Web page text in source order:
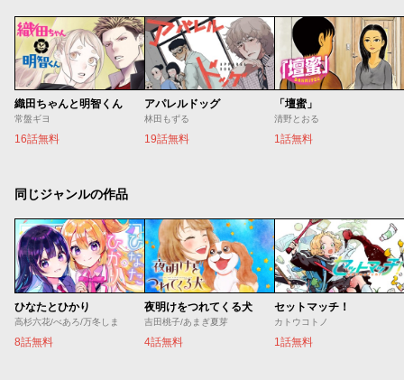
織田ちゃんと明智くん
常盤ギヨ
16話無料
アパレルドッグ
林田もずる
19話無料
「壇蜜」
清野とおる
1話無料
同じジャンルの作品
ひなたとひかり
高杉六花/べあろ/万冬しま
8話無料
夜明けをつれてくる犬
吉田桃子/あまぎ夏芽
4話無料
セットマッチ！
カトウコトノ
1話無料